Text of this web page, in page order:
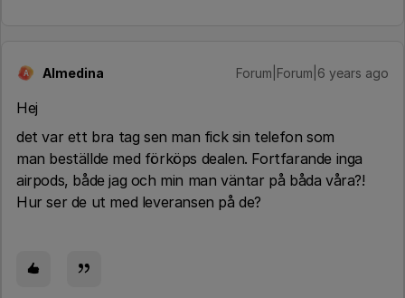
A Almedina Forum|Forum|6 years ago
Hej
det var ett bra tag sen man fick sin telefon som
man beställde med förköps dealen. Fortfarande inga
airpods, både jag och min man väntar på båda våra?!
Hur ser de ut med leveransen på de?